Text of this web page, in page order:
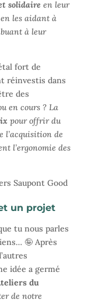
solidaire en leur
les aidant à
à leur
fort de
réinvestis dans
des
en cours ? La
pour offrir du
l’acquisition de
l’ergonomie des
un projet
tu nous parles
🤪 Après
idée a germé
du
de notre